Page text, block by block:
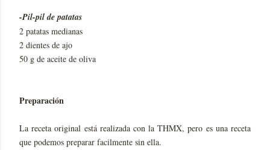
-Pil-pil de patatas
2 patatas medianas
2 dientes de ajo
50 g de aceite de oliva
Preparación
La receta original está realizada con la THMX, pero es una receta
que podemos preparar facilmente sin ella.